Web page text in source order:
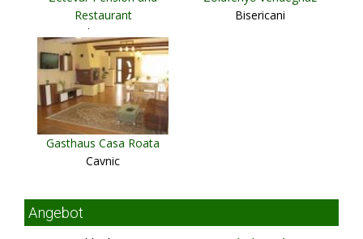
Restaurant
Sub Cetate
Bisericani
Gasthaus Casa Roata
Cavnic
Angebot